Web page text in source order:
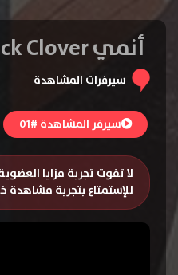
أنمي Black Clover – الحلقة 132
سيرفرات المشاهدة
سيرفر المشاهدة #01
لا تفوت تجربة مزايا
للإستمتاع بتجربة مشاهدة